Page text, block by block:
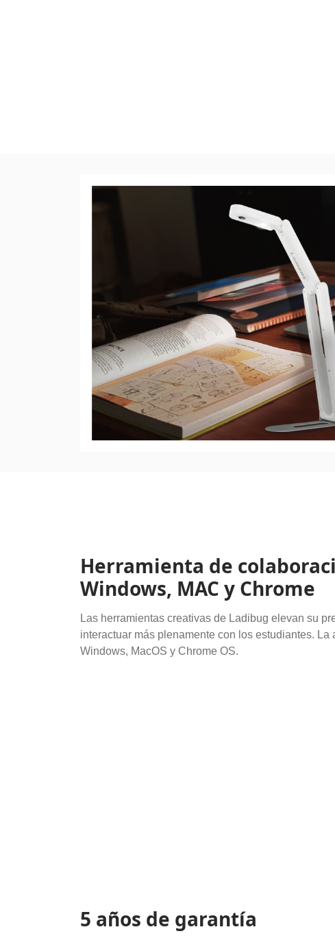
Herramienta de
Windows, MAC y Chrome
Las herramientas creativas de Ladibug elevan su
interactuar más plenamente con los estudiantes. La
Windows, MacOS y Chrome OS.
5 años de garantía